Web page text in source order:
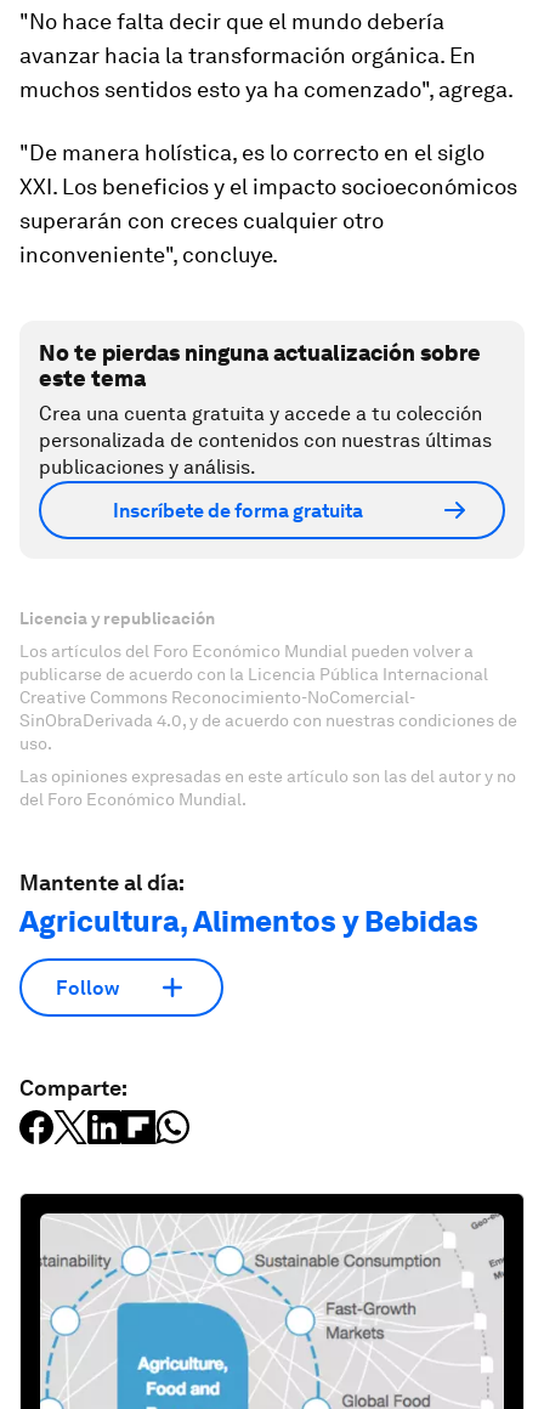
"No hace falta decir que el mundo debería
avanzar hacia latransformación orgánica. En
muchos sentidos esto ya ha comenzado", agrega.
"De manera holística, es lo correcto en el siglo
XXI. Los beneficios y el impacto socioeconómicos
superarán con creces cualquier otro
inconveniente", concluye.
No te pierdas ninguna actualización sobre
este tema
Crea una cuenta gratuita y accede a tu colección
personalizada de contenidos con nuestras últimas
publicaciones y análisis.
Inscríbete de forma gratuita
Licencia y republicación
Los artículos del Foro Económico Mundial pueden volver a
publicarse de acuerdo con la Licencia Pública Internacional
Creative Commons Reconocimiento-NoComercial-
SinObraDerivada 4.0, y de acuerdo con nuestras condiciones de
uso.
Las opiniones expresadas en este artículo son las del autor y no
del Foro Económico Mundial.
Mantente al día:
Agricultura, Alimentos y Bebidas
Follow
Comparte: